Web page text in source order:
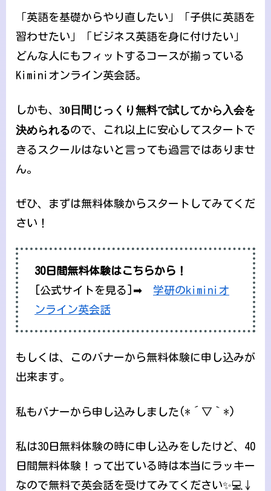
「英語を基礎からやり直したい」「子供に英語を
習わせたい」「ビジネス英語を身に付けたい」
どんな人にもフィットするコースが揃っている
Kiminiオンライン英会話。
しかも、 30日間じっくり無料で試してから入会を
決められるので、これ以上に安心してスタートで
きるスクールはないと言っても過言ではありませ
ん。
ぜひ、まずは無料体験からスタートしてみてくだ
さい！
30日間無料体験はこちらから！
[公式サイトを見る]➡ 学研のkiminiオ
ンライン英会話
もしくは、このバナーから無料体験に申し込みが
出来ます。
私もバナーから申し込みしました(*´▽｀*)
私は30日無料体験の時に申し込みをしたけど、40
日間無料体験！って出ている時は本当にラッキー
なので無料で英会話を受けてみてください✨💻↓